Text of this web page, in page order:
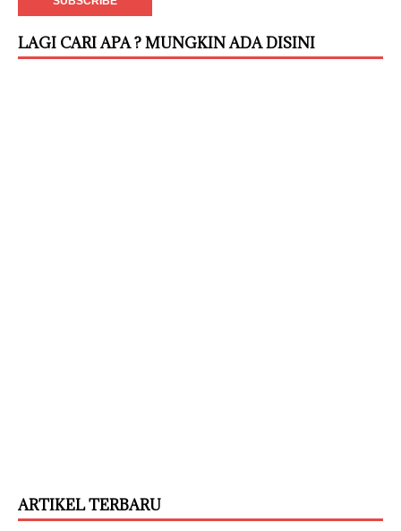
LAGI CARI APA ? MUNGKIN ADA DISINI
ARTIKEL TERBARU